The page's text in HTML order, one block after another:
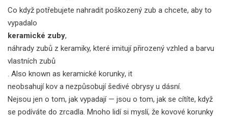
Co když potřebujete nahradit poškozený zub a chcete, aby to
vypadalo
keramické zuby,
náhrady zubů z keramiky, které imitují přirozený vzhled a barvu
vlastních zubů
. Also known as keramické korunky, it
neobsahují kov a nezpůsobují šedivé obrysy u dásní.
Nejsou jen o tom, jak vypadají — jsou o tom, jak se cítíte, když
se podíváte do zrcadla. Mnoho lidí si myslí, že kovové korunky